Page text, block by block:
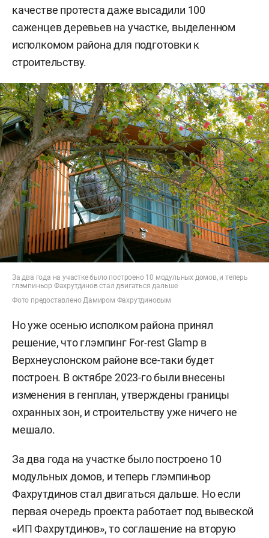
качестве протеста даже высадили 100
саженцев деревьев на участке, выделенном
исполкомом района для подготовки к
строительству.
За два года на участке было построено 10 модульных домов, и теперь
глэмпиньор Фахрутдинов стал двигаться дальше
Фото предоставлено Дамиром Фахрутдиновым
Но уже осенью исполком района принял
решение, что глэмпинг For-rest Glamp в
Верхнеуслонском районе все-таки будет
построен. В октябре 2023-го были внесены
изменения в генплан, утверждены границы
охранных зон, и строительству уже ничего не
мешало.
За два года на участке было построено 10
модульных домов, и теперь глэмпиньор
Фахрутдинов стал двигаться дальше. Но если
первая очередь проекта работает под вывеской
«ИП Фахрутдинов», то соглашение на вторую